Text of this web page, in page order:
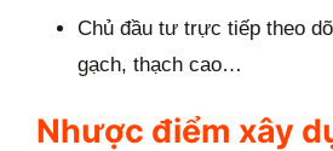
Chủ đầu tư trực tiếp theo
gạch, thạch cao…
Nhược điểm xây